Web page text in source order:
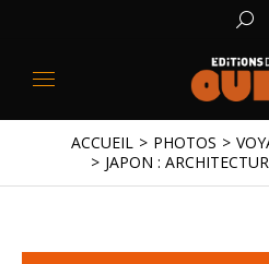
Vous êtes ici :
ACCUEIL PHOTOS
JAPON :